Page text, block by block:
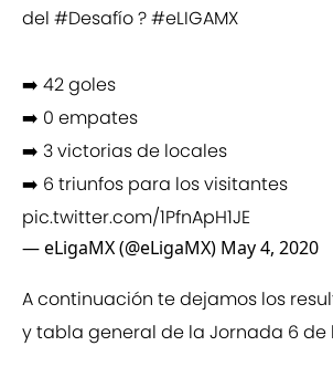
del #Desafío?#eLIGAMX
➡️ 42 goles
➡️ 0 empates
➡️ 3 victorias de locales
➡️ 6 triunfos para los visitantes
pic.twitter.com/1PfnApH1JE
— eLigaMX (@eLigaMX) May 4, 2020
A continuación te dejamos los
y tabla general de la Jornada 6 de